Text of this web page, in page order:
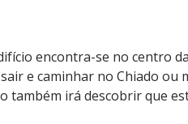
encontra-se no centro
e caminhar no Chiado ou
também irá descobrir que